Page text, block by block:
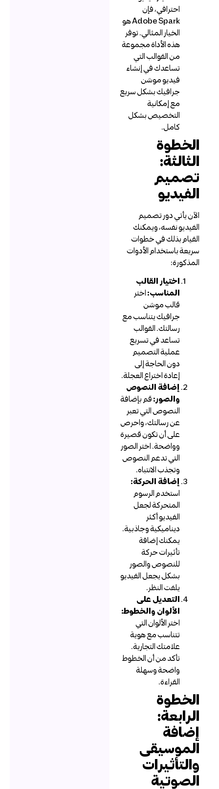
احترافي، فإن
Adobe Spark هو
الخيار المثالي. توفر
هذه الأداة مجموعة
من القوالب التي
تساعدك في إنشاء
فيديو موشن
جرافيك بشكل سريع
مع إمكانية
التخصيص بشكل
الخطوة
الثالثة:
تصميم
الفيديو
الآن يأتي دور تصميم
الفيديو نفسه، ويمكنك
القيام بذلك في خطوات
سريعة باستخدام الأدوات
المذكورة:
اختيار القالب
المناسب:اختر
قالب موشن
جرافيك يتناسب مع
رسالتك. القوالب
تساعد في تسريع
عملية التصميم
دون الحاجة إلى
إعادة اختراع العجلة.
إضافة النصوص
والصور:قم بإضافة
النصوص التي تعبر
عن رسالتك، واحرص
على أن تكون قصيرة
وواضحة. اختر الصور
التي تدعم النصوص
وتجذب الانتباه.
إضافة الحركة:
استخدم الرسوم
المتحركة لجعل
الفيديو أكثر
ديناميكية وجاذبية.
يمكنك إضافة
تأثيرات حركة
للنصوص والصور
بشكل يجعل الفيديو
يلفت النظر.
التعديل على
الألوان والخطوط:
اختر الألوان التي
تتناسب مع هوية
علامتك التجارية.
تأكد من أن الخطوط
واضحة وسهلة
القراءة.
الخطوة
الرابعة:
إضافة
الموسيقى
والتأثيرات
الصوتية